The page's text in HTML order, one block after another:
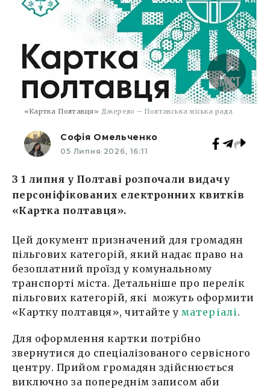
«Картка Полтавця» Джерело – Полтавська міська рада
Софія Омельченко
05 Липня 2026, 16:11
З 1 липня у Полтаві розпочали видачу
персоніфікованих електронних квитків
«Картка полтавця».
Цей документ призначений для громадян
пільгових категорій, який надає право на
безоплатний проїзд у комунальному
транспорті міста. Детальніше про перелік
пільгових категорій, які можуть оформити
«Картку полтавця», читайте у матеріалі .
Для оформлення картки потрібно
звернутися до спеціалізованого сервісного
центру. Прийом громадян здійснюється
виключно за попереднім записом аби